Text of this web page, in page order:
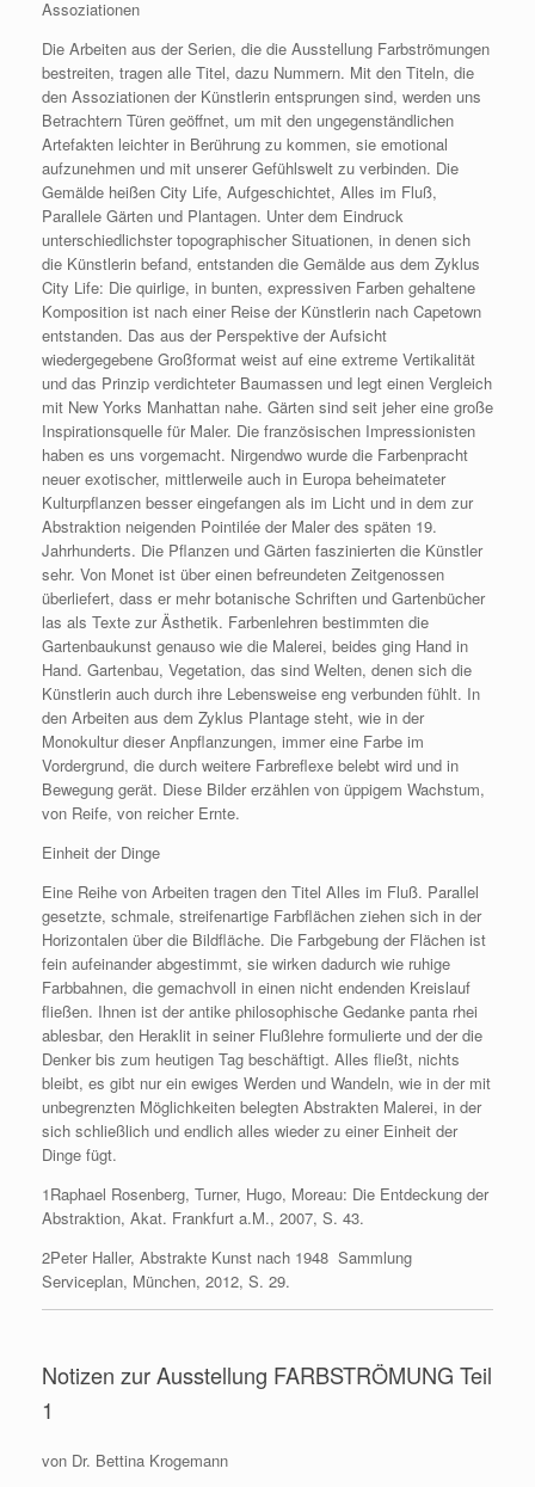
Assoziationen
Die Arbeiten aus der Serien, die die Ausstellung Farbströmungen
bestreiten, tragen alle Titel, dazu Nummern. Mit den Titeln, die
den Assoziationen der Künstlerin entsprungen sind, werden uns
Betrachtern Türen geöffnet, um mit den ungegenständlichen
Artefakten leichter in Berührung zu kommen, sie emotional
aufzunehmen und mit unserer Gefühlswelt zu verbinden. Die
Gemälde heißen City Life, Aufgeschichtet, Alles im Fluß,
Parallele Gärten und Plantagen. Unter dem Eindruck
unterschiedlichster topographischer Situationen, in denen sich
die Künstlerin befand, entstanden die Gemälde aus dem Zyklus
City Life: Die quirlige, in bunten, expressiven Farben gehaltene
Komposition ist nach einer Reise der Künstlerin nach Capetown
entstanden. Das aus der Perspektive der Aufsicht
wiedergegebene Großformat weist auf eine extreme Vertikalität
und das Prinzip verdichteter Baumassen und legt einen Vergleich
mit New Yorks Manhattan nahe. Gärten sind seit jeher eine große
Inspirationsquelle für Maler. Die französischen Impressionisten
haben es uns vorgemacht. Nirgendwo wurde die Farbenpracht
neuer exotischer, mittlerweile auch in Europa beheimateter
Kulturpflanzen besser eingefangen als im Licht und in dem zur
Abstraktion neigenden Pointilée der Maler des späten 19.
Jahrhunderts. Die Pflanzen und Gärten faszinierten die Künstler
sehr. Von Monet ist über einen befreundeten Zeitgenossen
überliefert, dass er mehr botanische Schriften und Gartenbücher
las als Texte zur Ästhetik. Farbenlehren bestimmten die
Gartenbaukunst genauso wie die Malerei, beides ging Hand in
Hand. Gartenbau, Vegetation, das sind Welten, denen sich die
Künstlerin auch durch ihre Lebensweise eng verbunden fühlt. In
den Arbeiten aus dem Zyklus Plantage steht, wie in der
Monokultur dieser Anpflanzungen, immer eine Farbe im
Vordergrund, die durch weitere Farbreflexe belebt wird und in
Bewegung gerät. Diese Bilder erzählen von üppigem Wachstum,
von Reife, von reicher Ernte.
Einheit der Dinge
Eine Reihe von Arbeiten tragen den Titel Alles im Fluß. Parallel
gesetzte, schmale, streifenartige Farbflächen ziehen sich in der
Horizontalen über die Bildfläche. Die Farbgebung der Flächen ist
fein aufeinander abgestimmt, sie wirken dadurch wie ruhige
Farbbahnen, die gemachvoll in einen nicht endenden Kreislauf
fließen. Ihnen ist der antike philosophische Gedanke panta rhei
ablesbar, den Heraklit in seiner Flußlehre formulierte und der die
Denker bis zum heutigen Tag beschäftigt. Alles fließt, nichts
bleibt, es gibt nur ein ewiges Werden und Wandeln, wie in der mit
unbegrenzten Möglichkeiten belegten Abstrakten Malerei, in der
sich schließlich und endlich alles wieder zu einer Einheit der
Dinge fügt.
1Raphael Rosenberg, Turner, Hugo, Moreau: Die Entdeckung der
Abstraktion, Akat. Frankfurt a.M., 2007, S. 43.
2Peter Haller, Abstrakte Kunst nach 1948  Sammlung
Serviceplan, München, 2012, S. 29.
Notizen zur Ausstellung FARBSTRÖMUNG Teil
1
von Dr. Bettina Krogemann